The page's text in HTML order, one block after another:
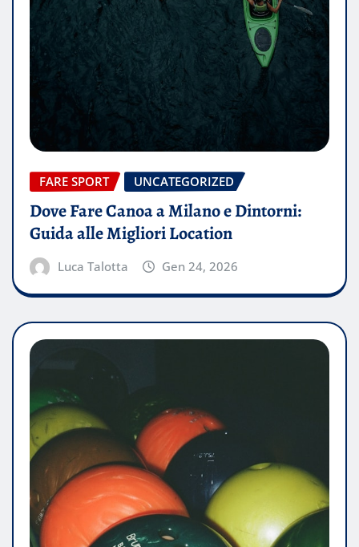
FARE SPORT UNCATEGORIZED
Dove Fare Canoa a Milano e Dintorni:
Guida alle Migliori Location
Luca Talotta Gen 24, 2026